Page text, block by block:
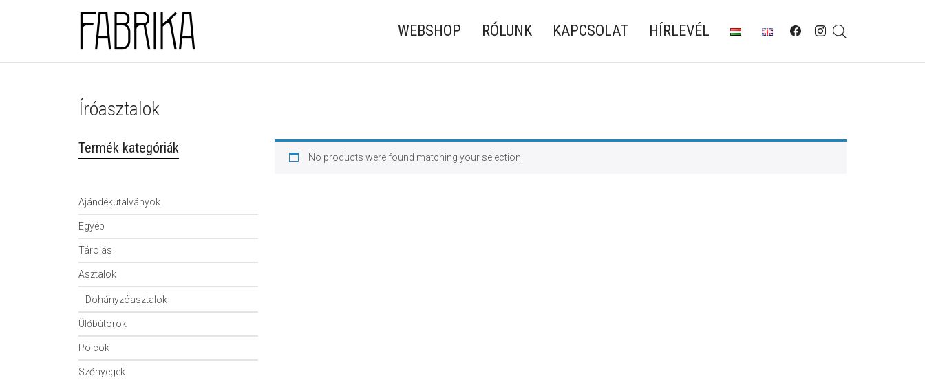
WEBSHOP RÓLUNK KAPCSOLAT HÍRLEVÉL
Íróasztalok
Termék kategóriák
Ajándékutalványok
Egyéb
Tárolás
Asztalok
Dohányzóasztalok
Ülőbútorok
Polcok
Szőnyegek
No products were found matching your selection.